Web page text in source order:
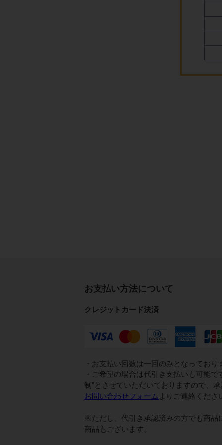
お支払い方法について
クレジットカード決済
・お支払い回数は一回のみとなっており
・ご希望の場合は代引き支払いも可能
制”とさせていただいておりますので、
お問い合わせフォームよりご連絡くださ
※ただし、代引き承認済みの方でも商品
商品もございます。